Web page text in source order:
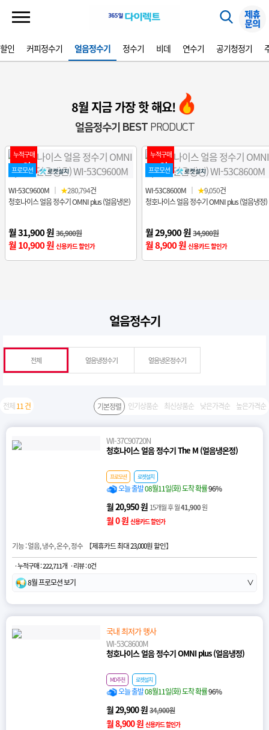
인 커피정수기 얼음정수기 정수기 비데 연수기 공기청정기
8월 지금 가장 핫 해요!
얼음정수기 BESTPRODUCT
누적구매
1위
프로모션
WI-53C9600M ｜ ★280,794건
청호나이스 얼음 정수기 OMNI plus (얼음냉온)
월 31,900 원 36,900원
월 10,900 원신용카드 할인가
누적구매
2위
프로모션
WI-53C8600M ｜ ★9,050건
청호나이스 얼음 정수기 OMNI plus (얼음냉정)
월 29,900 원 34,900원
월 8,900 원신용카드 할인가
얼음정수기
전체 얼음냉정수기 얼음냉온정수기
전체11 건 기본정렬 인기상품순 최신상품순 낮은가격순 높은가격순
WI-37C90720N
청호나이스 얼음 정수기 The M (얼음냉온정)
프로모션 로켓설치
오늘 출발08월11일(화) 도착 확률96%
월 20,950 원 15개월 후 월41,900원
월 0 원 신용카드 할인가
기능 : 얼음, 냉수, 온수, 정수 【제휴카드 최대 23,000원 할인】
· 누적구매 : 222,711개 · 리뷰 : 0건
8월 프로모션 보기 ∨
국내 최저가 행사
WI-53C8600M
청호나이스 얼음 정수기 OMNI plus (얼음냉정)
MD추천 로켓설치
오늘 출발08월11일(화) 도착 확률96%
월 29,900 원34,900원
월 8,900 원 신용카드 할인가